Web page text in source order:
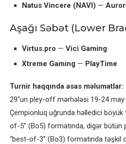
Natus Vincere (NAVI) —
Aşağı Səbət (Lower
Virtus.pro — Vici Gaming
Xtreme Gaming — PlayTime
Turnir haqqında əsas məlumatlar:
29″un pley-off mərhələsi 19-24
Çempionluq uğrunda həlledici böyük
of-5” (Bo5) formatında, digər bütün
“best-of-3” (Bo3) formatında təşkil